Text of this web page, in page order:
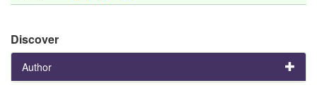
Discover
Author